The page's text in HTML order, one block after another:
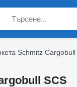
Schmitz Cargobull
SCS